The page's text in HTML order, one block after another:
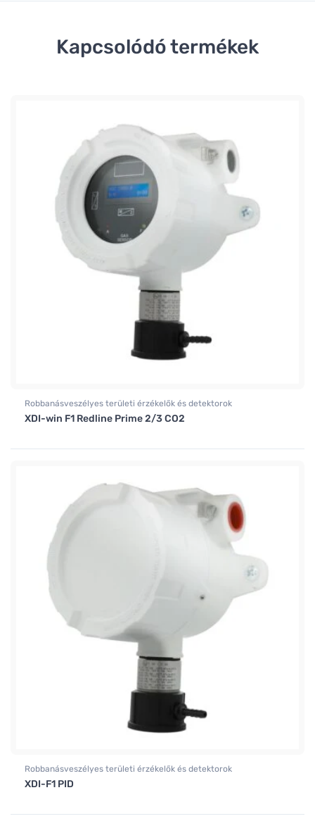
Kapcsolódó termékek
Robbanásveszélyes területi érzékelők és detektorok
XDI-win F1 Redline Prime 2/3 CO2
Robbanásveszélyes területi érzékelők és detektorok
XDI-F1 PID